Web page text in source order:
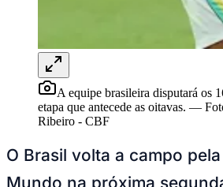
Panorama Econômico
Panorama Econômico
Para Sua Empresa
Anuncie no Portal
Anunciar VagasNovo
A equipe brasileira disputará os
etapa que antecede as oitavas. —
Ribeiro - CBF
O Brasil volta a campo
Mundo na próxima